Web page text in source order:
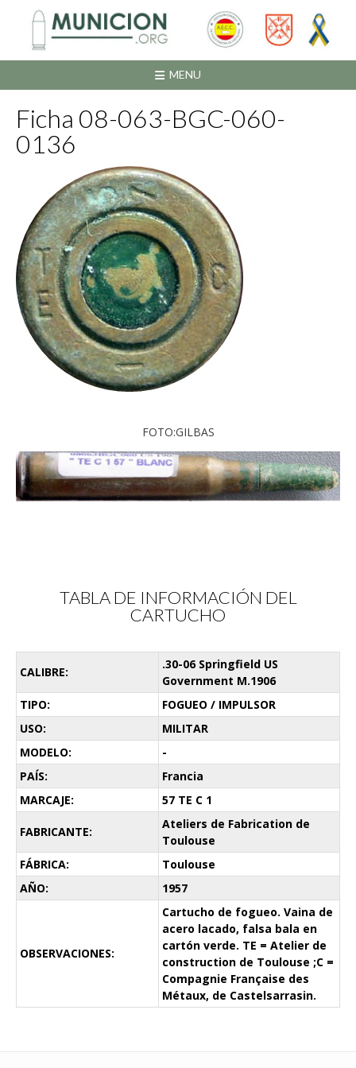
contenido
MENU
Ficha 08-063-BGC-060-
0136
FOTO:GILBAS
TABLA DE INFORMACIÓN DEL
CARTUCHO
CALIBRE:
.30-06 Springfield US
Government M.1906
TIPO:
FOGUEO / IMPULSOR
USO:
MILITAR
MODELO:
-
PAÍS:
Francia
MARCAJE:
57 TE C 1
FABRICANTE:
Ateliers de Fabrication de
Toulouse
FÁBRICA:
Toulouse
AÑO:
1957
OBSERVACIONES:
Cartucho de fogueo. Vaina de
acero lacado, falsa bala en
cartón verde. TE = Atelier de
construction de Toulouse ;C =
Compagnie Française des
Métaux, de Castelsarrasin.